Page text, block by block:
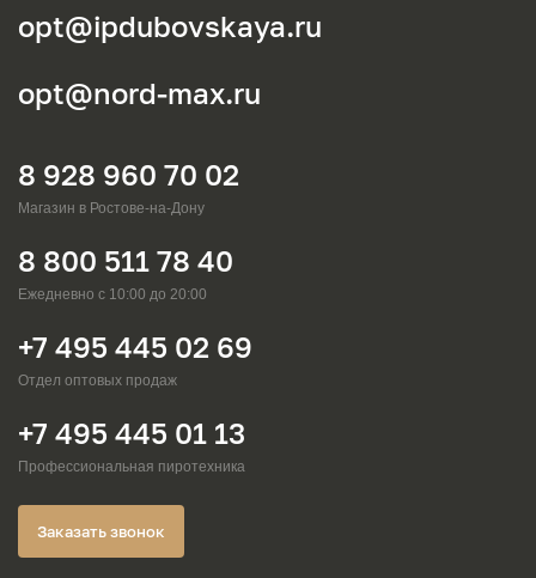
opt@ipdubovskaya.ru
opt@nord-max.ru
8 928 960 70 02
Магазин в Ростове-на-Дону
8 800 511 78 40
Ежедневно с 10:00 до 20:00
+7 495 445 02 69
Отдел оптовых продаж
+7 495 445 01 13
Профессиональная пиротехника
Заказать звонок